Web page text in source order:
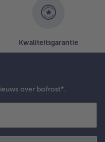
Kwaliteitsgarantie
over bofrost*.